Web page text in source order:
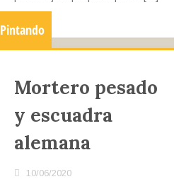
Pintando
Mortero pesado
y escuadra
alemana
10/06/2020